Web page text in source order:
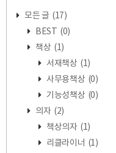
모든 글 (17)
BEST (0)
책상 (1)
서재책상 (1)
사무용책상 (0)
기능성책상 (0)
의자 (2)
책상의자 (1)
리클라이너 (1)